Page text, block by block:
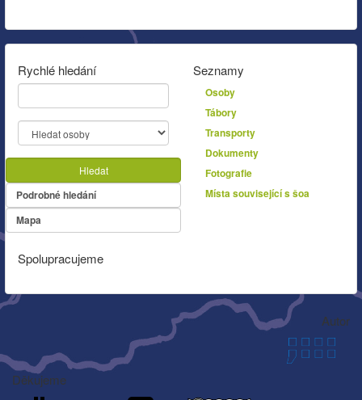
Rychlé hledání
Hledat
Podrobné hledání
Mapa
Seznamy
Osoby
Tábory
Transporty
Dokumenty
Fotografie
Místa související s šoa
Spolupracujeme
Autor
Děkujeme